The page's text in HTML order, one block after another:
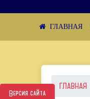
Версия сайта
ГЛАВНАЯ